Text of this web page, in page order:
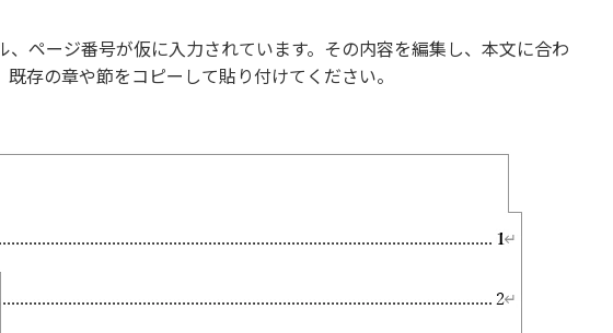
ページ番号が仮に入力されています。その内容を編集し、本文に合わ
存の章や節をコピーして貼り付けてください。